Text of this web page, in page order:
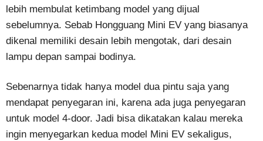
lebih membulat ketimbang model yang dijual
sebelumnya. Sebab Hongguang Mini EV yang biasanya
dikenal memiliki desain lebih mengotak, dari desain
lampu depan sampai bodinya.
Sebenarnya tidak hanya model dua pintu saja yang
mendapat penyegaran ini, karena ada juga penyegaran
untuk model 4-door. Jadi bisa dikatakan kalau mereka
ingin menyegarkan kedua model Mini EV sekaligus,